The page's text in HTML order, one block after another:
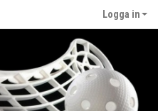
Logga in